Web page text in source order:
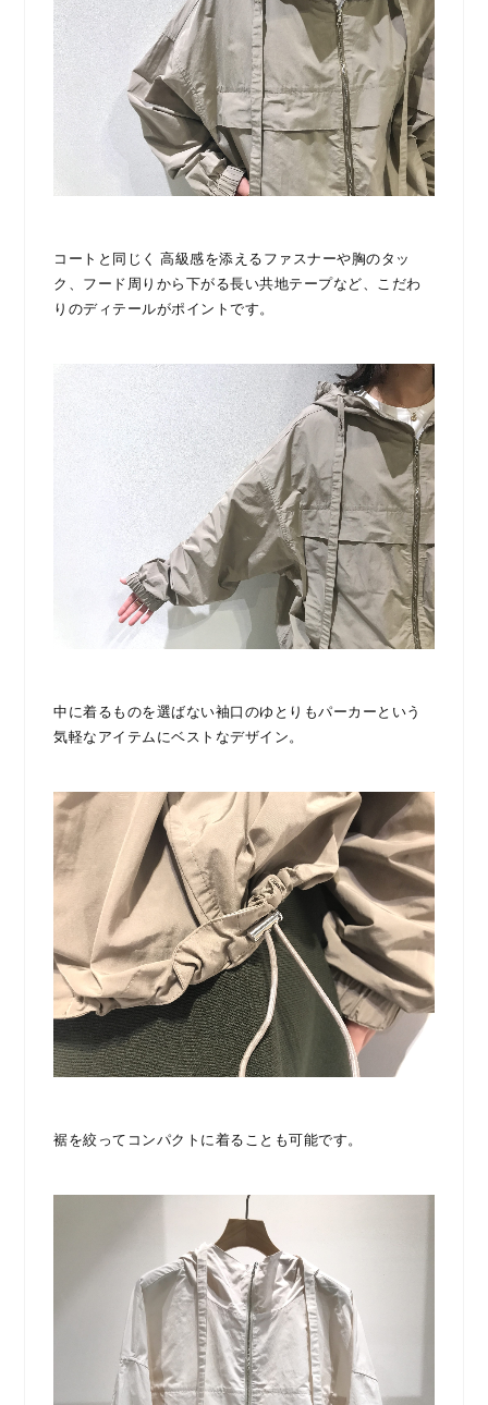
コートと同じく 高級感を添えるファスナーや胸のタッ
ク、フード周りから下がる長い共地テープなど、こだわ
りのディテールがポイントです。
中に着るものを選ばない袖口のゆとりもパーカーという
気軽なアイテムにベストなデザイン。
裾を絞ってコンパクトに着ることも可能です。